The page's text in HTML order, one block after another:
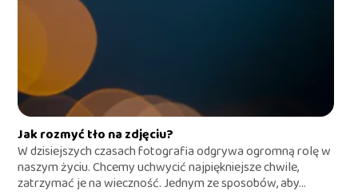
Jak rozmyć tło na zdjęciu?
W dzisiejszych czasach fotografia odgrywa ogromną rolę w
naszym życiu. Chcemy uchwycić najpiękniejsze chwile,
zatrzymać je na wieczność. Jednym ze sposobów, aby...